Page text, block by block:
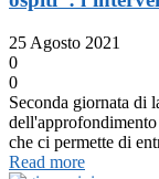
25 Agosto 2021
0
0
Seconda giornata di
che ci permette di
Read more